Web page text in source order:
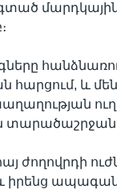
հարցում, և
ժողովրդի
և իրենց